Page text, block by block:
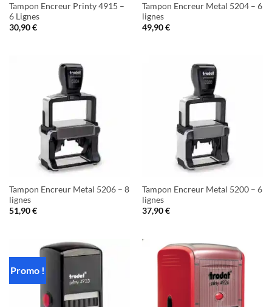
Tampon Encreur Printy 4915 –
6 Lignes
30,90€
Tampon Encreur Metal 5204 – 6
lignes
49,90€
Tampon Encreur Metal 5206 – 8
lignes
51,90€
Tampon Encreur Metal 5200 – 6
lignes
37,90€
Promo !